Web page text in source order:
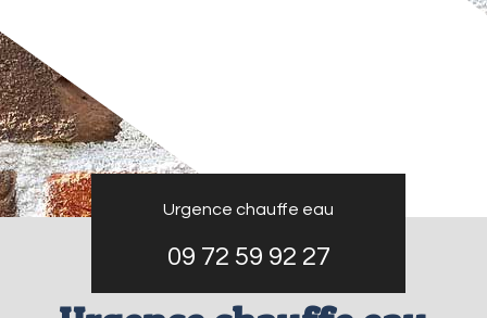
Urgence chauffe eau
09 72 59 92 27